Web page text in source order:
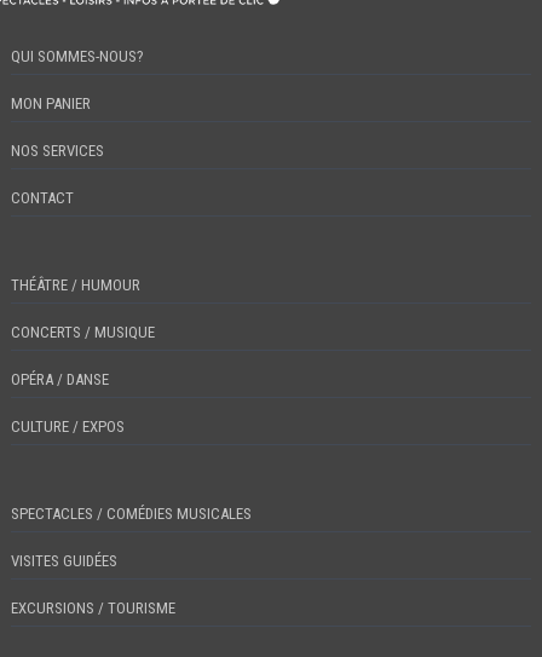
QUI SOMMES-NOUS?
MON PANIER
NOS SERVICES
CONTACT
THÉÂTRE / HUMOUR
CONCERTS / MUSIQUE
OPÉRA / DANSE
CULTURE / EXPOS
SPECTACLES / COMÉDIES MUSICALES
VISITES GUIDÉES
EXCURSIONS / TOURISME